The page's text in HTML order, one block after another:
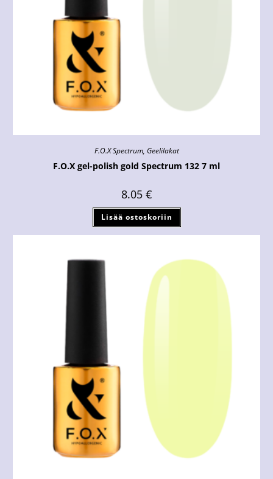
F.O.X Spectrum, Geelilakat
F.O.X gel-polish gold Spectrum 132 7 ml
8.05 €
Lisää ostoskoriin